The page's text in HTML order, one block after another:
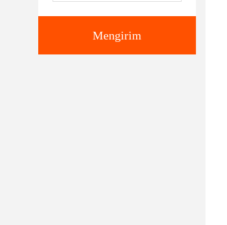
Mengirim